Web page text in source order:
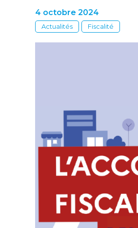
4 octobre 2024
Actualités Fiscalité